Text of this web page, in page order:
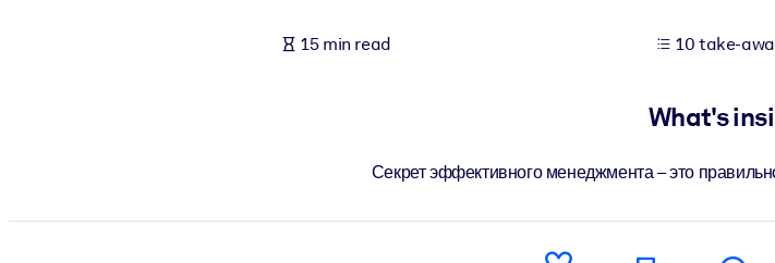
Fuel your AI systems with reliable, structured knowledge to improve outputs.
15 min read 10 take-
What's
Секрет эффективного менеджмента – это